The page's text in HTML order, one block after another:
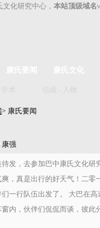
文化研究中心， 本站顶级域名
> 康氏要闻
康强
发，去参加巴中康氏文化研
，真是出行的好天气！二零
一行队伍出发了。 大巴在高
内，伙伴们侃侃而谈，彼此